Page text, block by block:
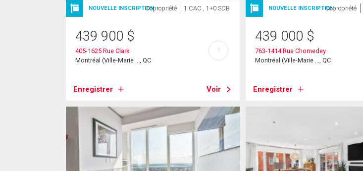
NOUVELLE INSCRIPTIONCopropriété 1 CAC , 1+0 SDB
439 900 $
405-1625 Rue Clark
Montréal (Ville-Marie ..., QC
Enregistrer Voir
?
NOUVELLE INSCRIPTIONCopropriété
439 000 $
763-1414 Rue Chomedey
Montréal (Ville-Marie ..., QC
Enregistrer